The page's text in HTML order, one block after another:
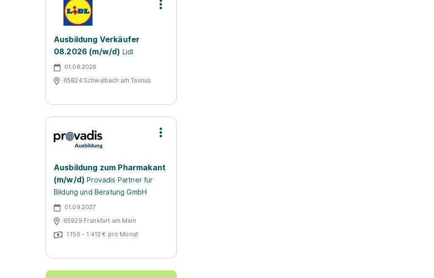
Ausbildung Verkäufer
08.2026 (m/w/d) Lidl
01.08.2026
65824 Schwalbach am Taunus
Ausbildung zum Pharmakant
(m/w/d) Provadis Partner für
Bildung und Beratung GmbH
01.09.2027
65929 Frankfurt am Main
1.156 - 1.412 € pro Monat